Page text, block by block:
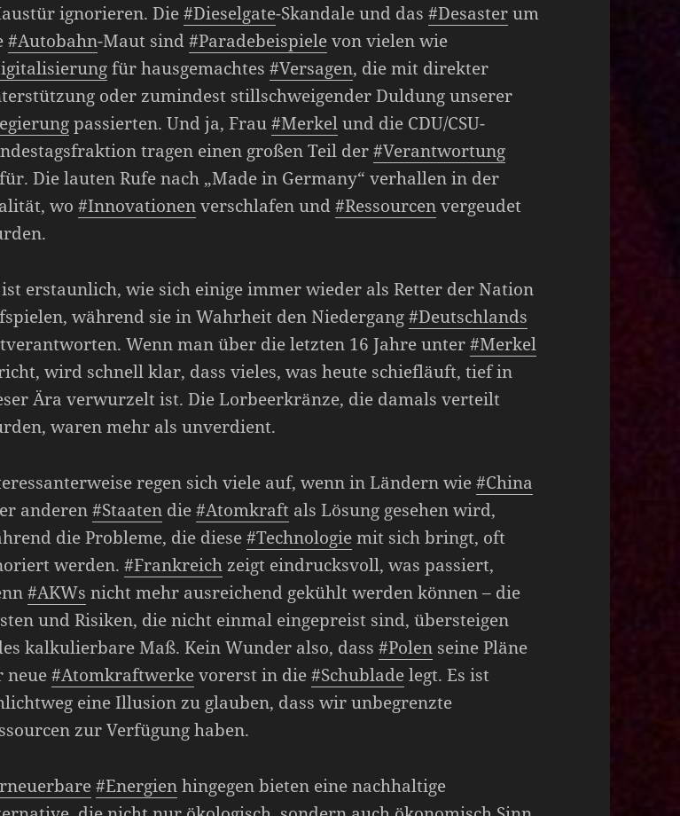
ignorieren. Die#Dieselgate-Skandale und das#Desasterum
#Autobahn-Maut sind#Paradebeispielevon vielen wie
für hausgemachtes#Versagen, die mit direkter
oder zumindest stillschweigender Duldung unserer
passierten. Und ja, Frau#Merkelund die CDU/CSU-
tragen einen großen Teil der#Verantwortung
Die lauten Rufe nach „Made in Germany“ verhallen in der
wo#Innovationenverschlafen und#Ressourcenvergeudet
ist erstaunlich, wie sich einige immer wieder als Retter der Nation
während sie in Wahrheit den Niedergang#Deutschlands
Wenn man über die letzten 16 Jahre unter#Merkel
wird schnell klar, dass vieles, was heute schiefläuft, tief in
Ära verwurzelt ist. Die Lorbeerkränze, die damals verteilt
waren mehr als unverdient.
regen sich viele auf, wenn in Ländern wie#China
anderen#Staaten die#Atomkraft als Lösung gesehen wird,
die Probleme, die diese#Technologiemit sich bringt, oft
werden.#Frankreichzeigt eindrucksvoll, was passiert,
#AKWs nicht mehr ausreichend gekühlt werden können – die
und Risiken, die nicht einmal eingepreist sind, übersteigen
kalkulierbare Maß. Kein Wunder also, dass#Polen seine Pläne
neue#Atomkraftwerkevorerst in die#Schubladelegt. Es ist
eine Illusion zu glauben, dass wir unbegrenzte
zur Verfügung haben.
#Energienhingegen bieten eine nachhaltige